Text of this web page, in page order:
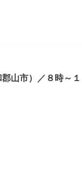
山市）／８時～